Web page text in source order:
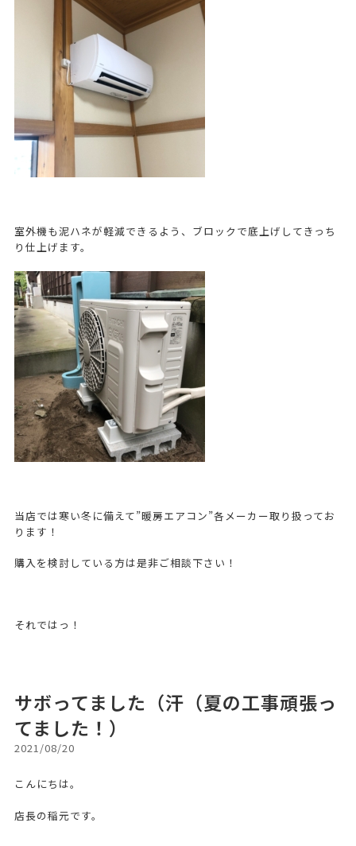
室外機も泥ハネが軽減できるよう、ブロックで底上げしてきっち
り仕上げます。
当店では寒い冬に備えて”暖房エアコン”各メーカー取り扱ってお
ります！
購入を検討している方は是非ご相談下さい！
それではっ！
サボってました（汗（夏の工事頑張っ
てました！）
2021/08/20
こんにちは。
店長の稲元です。